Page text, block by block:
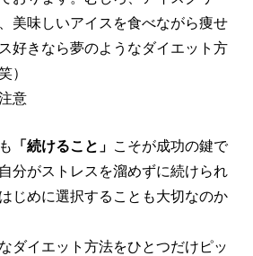
美味しいアイスを食べながら痩せ
好きなら夢のようなダイエット方
）
意
「続けること」 こそが成功の鍵で
分がストレスを溜めずに続けられ
じめに選択することも大切なのか
ダイエット方法をひとつだけピッ